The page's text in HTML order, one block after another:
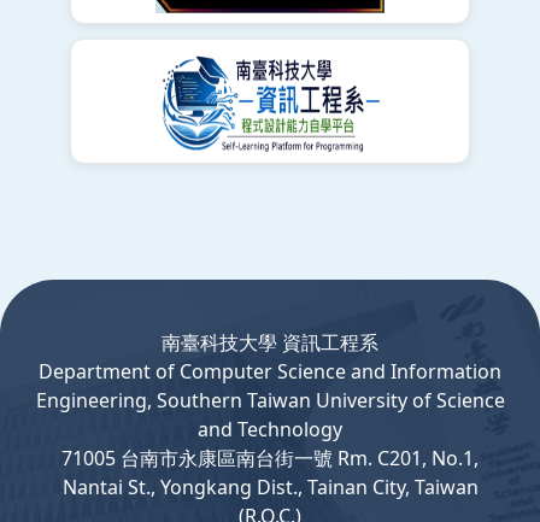
南臺科技大學 資訊工程系
Departmentof ComputerScience and Information
Engineering, Southern Taiwan University of Science
and Technology
71005 台南市永康區南台街一號 Rm. C201, No.1,
Nantai St., Yongkang Dist., Tainan City, Taiwan
(R.O.C.)